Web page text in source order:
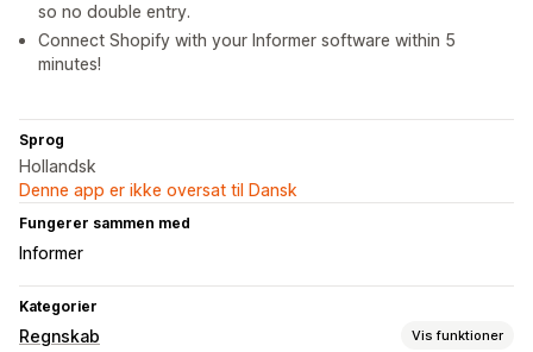
so no double entry.
Connect Shopify with your Informer software within 5
minutes!
Sprog
Hollandsk
Denne app er ikke oversat til Dansk
Fungerer sammen med
Informer
Kategorier
Regnskab Vis funktioner